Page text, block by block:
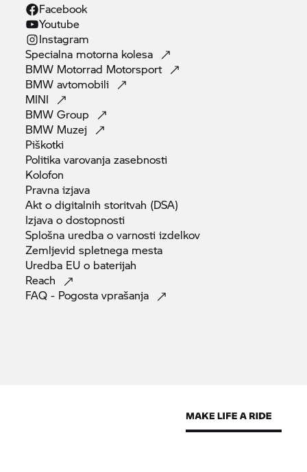
Facebook
Youtube
Instagram
Specialna motorna kolesa
BMW Motorrad Motorsport
BMWavtomobili
MINI
BMWGroup
BMW Muzej
Piškotki
Politika varovanjazasebnosti
Kolofon
Pravnaizjava
Akt o digitalnih storitvah (DSA)
Izjava odostopnosti
Splošna uredba o varnostiizdelkov
Zemljevid spletnega mesta
Uredba EU o baterijah
Reach
FAQ - Pogostavprašanja